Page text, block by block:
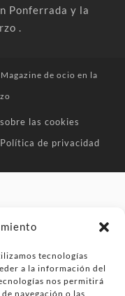
tecnologías
a la información del
nos permitirá
navegación o las
Ponferrada y la
.
de ocio en la
las cookies
Política de privacidad